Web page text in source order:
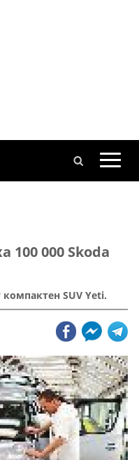
100 000 Skoda
SUV Yeti.